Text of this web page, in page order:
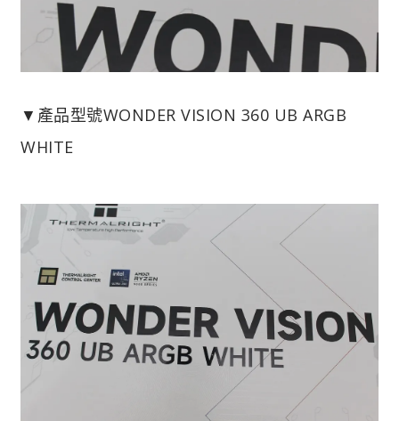
▼產品型號WONDER VISION 360 UB ARGB
WHITE